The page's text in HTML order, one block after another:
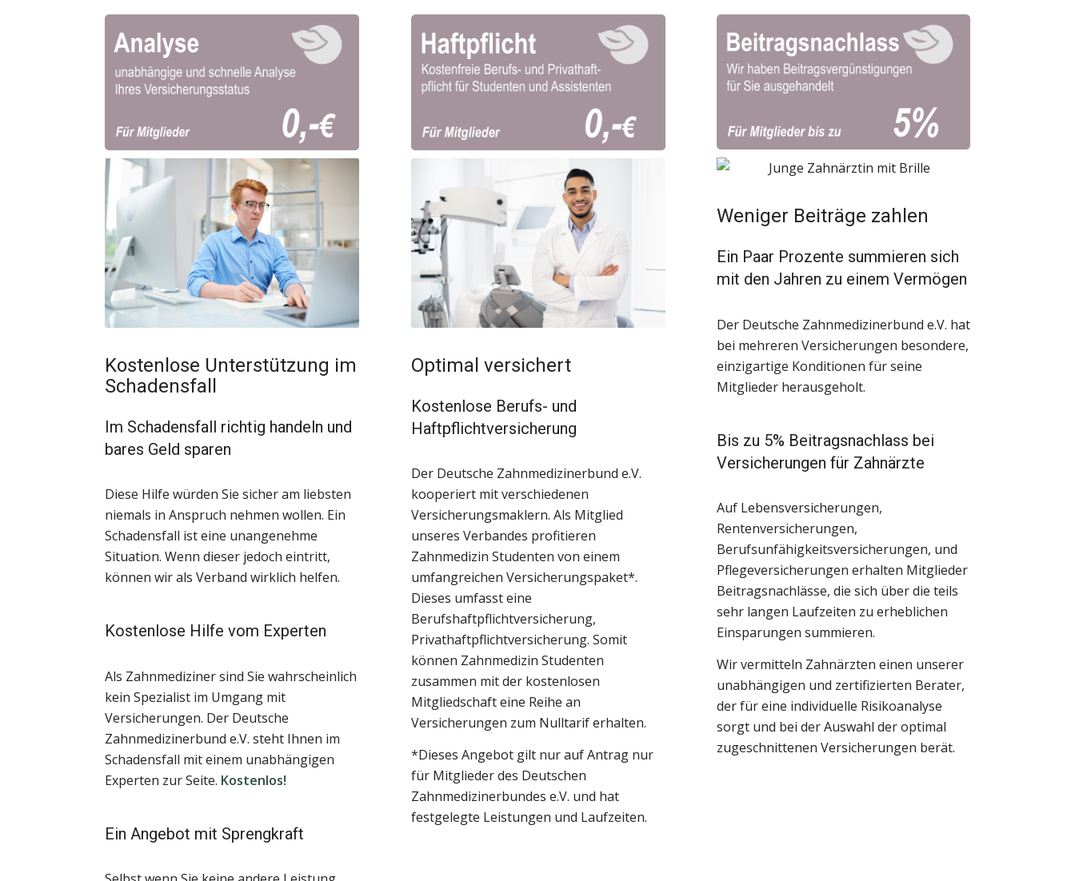
Kostenlose Unterstützung im
Schadensfall
Im Schadensfall richtig handeln und
bares Geld sparen
Diese Hilfe würden Sie sicher am liebsten
niemals in Anspruch nehmen wollen. Ein
Schadensfall ist eine unangenehme
Situation. Wenn dieser jedoch eintritt,
können wir als Verband wirklich helfen.
Kostenlose Hilfe vom Experten
Als Zahnmediziner sind Sie wahrscheinlich
kein Spezialist im Umgang mit
Versicherungen. Der Deutsche
Zahnmedizinerbund e.V. steht Ihnen im
Schadensfall mit einem unabhängigen
Experten zur Seite. Kostenlos!
Ein Angebot mit Sprengkraft
Optimal versichert
Kostenlose Berufs- und
Haftpflichtversicherung
Der Deutsche Zahnmedizinerbund e.V.
kooperiert mit verschiedenen
Versicherungsmaklern. Als Mitglied
unseres Verbandes profitieren
Zahnmedizin Studenten von einem
umfangreichen Versicherungspaket*.
Dieses umfasst eine
Berufshaftpflichtversicherung,
Privathaftpflichtversicherung. Somit
können Zahnmedizin Studenten
zusammen mit der kostenlosen
Mitgliedschaft eine Reihe an
Versicherungen zum Nulltarif erhalten.
*Dieses Angebot gilt nur auf Antrag nur
für Mitglieder des Deutschen
Zahnmedizinerbundes e.V. und hat
festgelegte Leistungen und Laufzeiten.
Weniger Beiträge zahlen
Ein Paar Prozente summieren sich
mit den Jahren zu einem Vermögen
Der Deutsche Zahnmedizinerbund e.V. hat
bei mehreren Versicherungen besondere,
einzigartige Konditionen für seine
Mitglieder herausgeholt.
Bis zu 5% Beitragsnachlass bei
Versicherungen für Zahnärzte
Auf Lebensversicherungen,
Rentenversicherungen,
Berufsunfähigkeitsversicherungen, und
Pflegeversicherungen erhalten Mitglieder
Beitragsnachlässe, die sich über die teils
sehr langen Laufzeiten zu erheblichen
Einsparungen summieren.
Wir vermitteln Zahnärzten einen unserer
unabhängigen und zertifizierten Berater,
der für eine individuelle Risikoanalyse
sorgt und bei der Auswahl der optimal
zugeschnittenen Versicherungen berät.